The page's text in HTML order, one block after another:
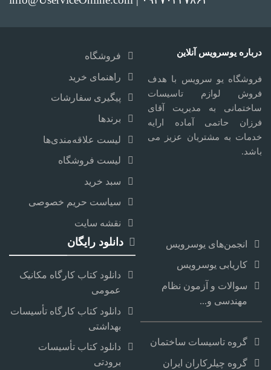
درباره یوسرویس آنلاین
فروشگاه یو سرویس با هدف
فروش لوازم تاسیسات
ساختمانی به مدیریت آقای
فرزان حاتمی آماده ارایه
خدمات به مشتریان عزیز می
باشد.
فروشگاه
راهنمای خرید
پیگیری سفارشات
برندها
لیست علاقه‌مندی‌ها
لیست فروشگاه
سبد خرید
سیاست حریم خصوصی
نقشه سایت
انجمن‌های یوسرویس
کاریابی یوسرویس
سوالات و آزمون نظام
مهندسی و...
گروه تاسیسات ساختمان
گروه چیلرکاران ایران
دانلود رایگان
دانلود کتاب کارگاه مکانیک
عمومی
دانلود کتاب کارگاه تأسیسات
بهداشتی
دانلود کتاب تأسیسات
برودتی